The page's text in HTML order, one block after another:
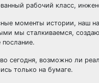
рабочий класс,
моменты истории,
мы сталкиваемся,
послание.
сегодня, возможно ли
только на бумаге.